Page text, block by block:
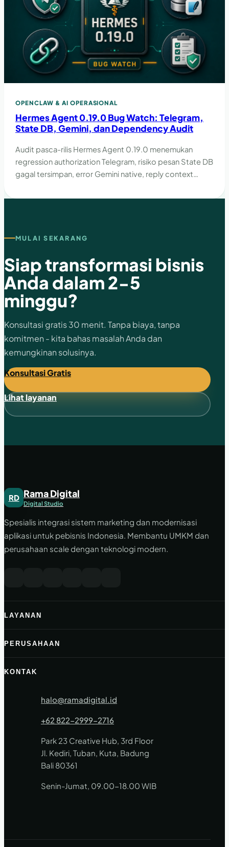
OPENCLAW & AI OPERASIONAL
Hermes Agent 0.19.0 Bug Watch: Telegram,
State DB, Gemini, dan Dependency Audit
Audit pasca-rilis Hermes Agent 0.19.0 menemukan
regression authorization Telegram, risiko pesan State DB
gagal tersimpan, error Gemini native, reply context
MULAI SEKARANG
Siap transformasi bisnis
Anda dalam 2-5
minggu?
Konsultasi gratis 30 menit. Tanpa biaya, tanpa
komitmen - kita bahas masalah Anda dan
kemungkinan solusinya.
Konsultasi Gratis
Lihat layanan
RD Rama Digital
Digital Studio
Spesialis integrasi sistem marketing dan modernisasi
aplikasi untuk pebisnis Indonesia. Membantu UMKM dan
perusahaan scale dengan teknologi modern.
LAYANAN
PERUSAHAAN
KONTAK
halo@ramadigital.id
+62 822-2999-2716
Park 23 Creative Hub, 3rd Floor
Jl. Kediri, Tuban, Kuta, Badung
Bali 80361
Senin-Jumat, 09.00-18.00 WIB